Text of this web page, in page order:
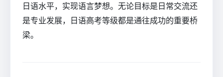
日语水平，实现语言梦想。无论目标是日常交流还
是专业发展，日语高考等级都是通往成功的重要桥
梁。